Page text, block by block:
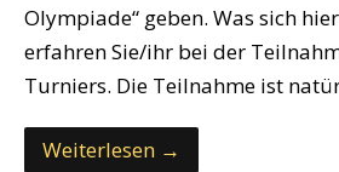
Olympiade“ geben. Was sich
erfahren Sie/ihr bei der
Turniers. Die Teilnahme ist
Weiterlesen →